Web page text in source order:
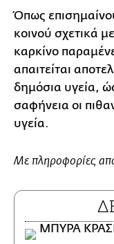
Όπως
κοινού σχετικά
καρκίνο
απαιτείται
δημόσια υγεία,
σαφήνεια οι
υγεία.
Με πληροφορίες